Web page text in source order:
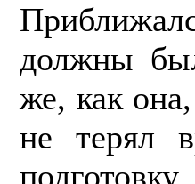
должны
же, как
не терял